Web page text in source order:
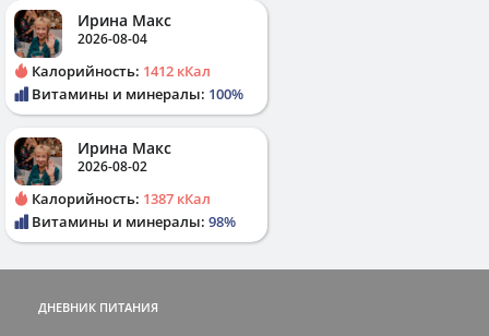
Ирина Макс
2026-08-04
Калорийность: 1412 кКал
Витамины и минералы: 100%
Ирина Макс
2026-08-02
Калорийность: 1387 кКал
Витамины и минералы: 98%
ДНЕВНИК ПИТАНИЯ